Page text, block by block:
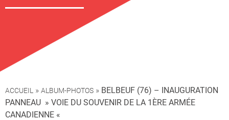
ACCUEIL » ALBUM-PHOTOS » BELBEUF (76) – INAUGURATION
PANNEAU » VOIE DU SOUVENIR DE LA 1ÈRE ARMÉE
CANADIENNE «